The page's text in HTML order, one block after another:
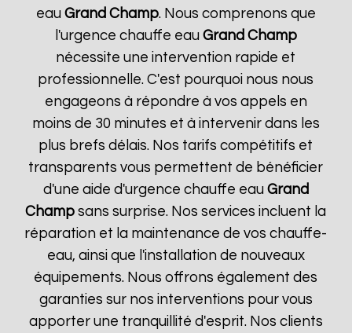
eau Grand Champ. Nous comprenons que
l'urgence chauffe eau Grand Champ
nécessite une intervention rapide et
professionnelle. C'est pourquoi nous nous
engageons à répondre à vos appels en
moins de 30 minutes et à intervenir dans les
plus brefs délais. Nos tarifs compétitifs et
transparents vous permettent de bénéficier
d'une aide d'urgence chauffe eau Grand
Champ sans surprise. Nos services incluent la
réparation et la maintenance de vos chauffe-
eau, ainsi que l'installation de nouveaux
équipements. Nous offrons également des
garanties sur nos interventions pour vous
apporter une tranquillité d'esprit. Nos clients